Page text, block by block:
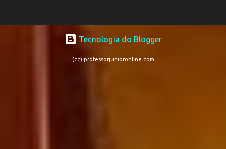
Tecnologia do Blogger
(cc) professorjunioronline.com